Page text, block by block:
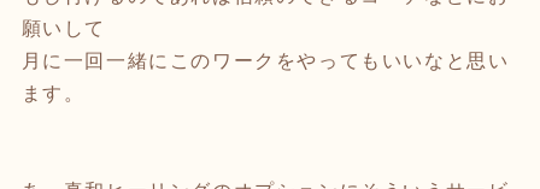
願いして
月に一回一緒にこのワークをやってもいいなと思い
ます。